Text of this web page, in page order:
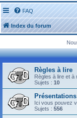
FAQ
Index du forum
Règles à lire
Règles à lire et
Sujets : 10
Présentations
Ici vous pouvez
Sujets : 556